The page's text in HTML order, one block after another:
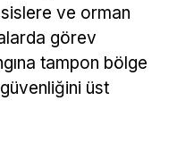
ve orman
görev
tampon bölge
üst